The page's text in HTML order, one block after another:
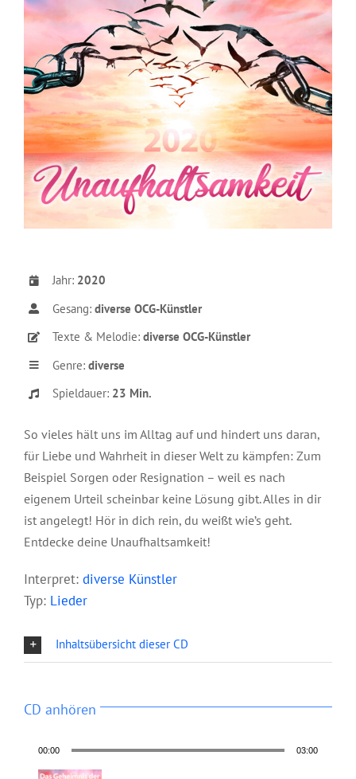
Jahr: 2020
Gesang: diverse OCG-Künstler
Texte & Melodie: diverse OCG-Künstler
Genre: diverse
Spieldauer: 23 Min.
So vieles hält uns im Alltag auf und hindert uns daran,
für Liebe und Wahrheit in dieser Welt zu kämpfen: Zum
Beispiel Sorgen oder Resignation – weil es nach
eigenem Urteil scheinbar keine Lösung gibt. Alles in dir
ist angelegt! Hör in dich rein, du weißt wie’s geht.
Entdecke deine Unaufhaltsamkeit!
Interpret: diverse Künstler
Typ: Lieder
Inhaltsübersicht dieser CD
CD anhören
00:00 03:00